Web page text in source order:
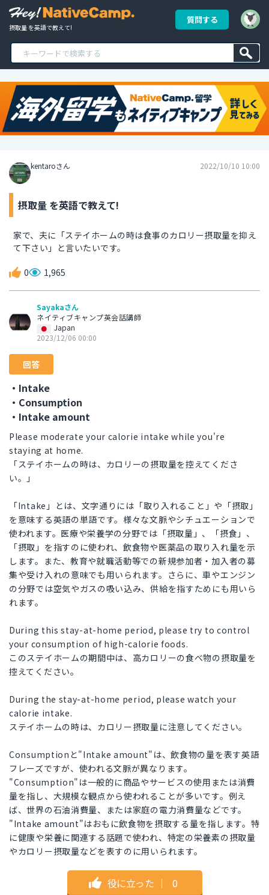
摂取量 を英語で教えて!
質問する
kentaroさん 2022/10/10 10:00
摂取量 を英語で教えて!
家で、夫に「ステイホームの時は食事のカロリー摂取量を抑え
て下さい」と言いたいです。
0 1,965
Sayakaさん
ネイティブキャンプ英会話講師
Japan
2023/12/06 00:00
回答
・Intake
・Consumption
・Intake amount
Please moderate your calorie intake while you're
staying at home.
「ステイホームの時は、カロリーの摂取量を控えてくださ
い。」
「Intake」とは、文字通りには「取り入れること」や「摂取」
を意味する英語の単語です。様々な文脈やシチュエーションで
使われます。医療や栄養学の分野では「摂取量」、「摂食」、
「摂取」を指すのに使われ、飲食物や医薬品の取り入れ量を示
します。また、教育や就職活動等での新規参加者・加入者の募
集や受け入れの意味でも用いられます。さらに、車やエンジン
の分野では空気やガスの吸い込み、供給を指すためにも用いら
れます。
During this stay-at-home period, please try to control
your consumption of high-calorie foods.
このステイホームの期間中は、高カロリーの食べ物の摂取量を
控えてください。
During the stay-at-home period, please watch your
calorie intake.
ステイホームの時は、カロリー摂取量に注意してください。
Consumptionと"Intake amount"は、飲食物の量を表す英語
フレーズですが、使われる文脈が異なります。
"Consumption"は一般的に商品やサービスの使用または消費
量を指し、大規模な観点から使われることが多いです。例え
ば、世界の石油消費量、または家庭の電力消費量などです。
"Intake amount"はおもに飲食物を摂取する量を指します。特
に健康や栄養に関連する話題で使われ、特定の栄養素の摂取量
やカロリー摂取量などを表すのに用いられます。
役に立った ｜ 0